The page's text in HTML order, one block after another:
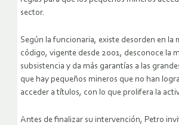
sector.
Según la funcionaria, existe desorden en la
código, vigente desde 2001, desconoce la
subsistencia y da más garantías a las
que hay pequeños mineros que no han
acceder a títulos, con lo que prolifera la
Antes de finalizar su intervención, Petro